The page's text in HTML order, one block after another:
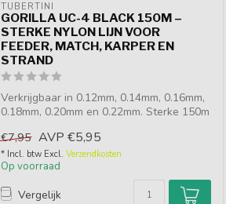
TUBERTINI
GORILLA UC-4 BLACK 150M –
STERKE NYLON LIJN VOOR
FEEDER, MATCH, KARPER EN
STRAND
Verkrijgbaar in 0.12mm, 0.14mm, 0.16mm,
0.18mm, 0.20mm en 0.22mm. Sterke 150m
€7,95 AVP €5,95
* Incl. btw Excl. Verzendkosten
Op voorraad
Vergelijk